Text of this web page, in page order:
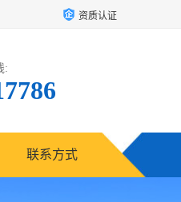
资质认证
:
联系方式